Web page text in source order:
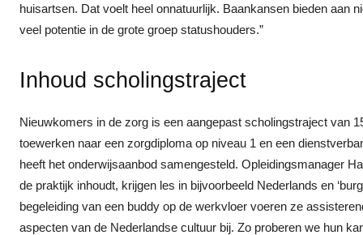
huisartsen. Dat voelt heel onnatuurlijk. Baankansen bieden aan
veel potentie in de grote groep statushouders.”
Inhoud scholingstraject
Nieuwkomers in de zorg is een aangepast scholingstraject van
toewerken naar een zorgdiploma op niveau 1 en een
heeft het onderwijsaanbod samengesteld. Opleidingsmanager
de praktijk inhoudt, krijgen les in bijvoorbeeld Nederlands en
begeleiding van een buddy op de werkvloer voeren ze
aspecten van de Nederlandse cultuur bij. Zo proberen we hun